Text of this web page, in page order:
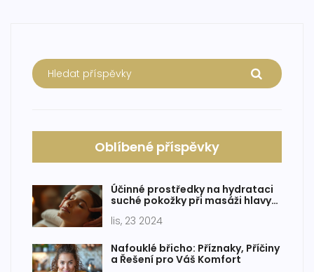
Oblíbené příspěvky
Účinné prostředky na hydrataci
suché pokožky při masáži hlavy
lis, 23 2024
Nafouklé břicho: Příznaky, Příčiny
a Řešení pro Váš Komfort